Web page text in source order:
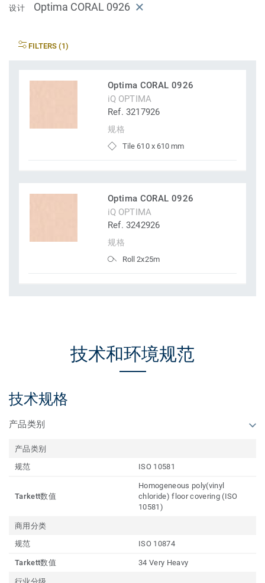
设计 Optima CORAL 0926
FILTERS (1)
Optima CORAL 0926
iQ OPTIMA
Ref. 3217926
规格
Tile 610 x 610 mm
Optima CORAL 0926
iQ OPTIMA
Ref. 3242926
规格
Roll 2x25m
技术和环境规范
技术规格
产品类别
产品类别
规范
ISO 10581
Tarkett数值
Homogeneous poly(vinyl
chloride) floor covering (ISO
10581)
商用分类
规范
ISO 10874
Tarkett数值 34 Very Heavy